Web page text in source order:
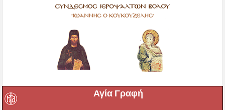
Αγία Γραφή